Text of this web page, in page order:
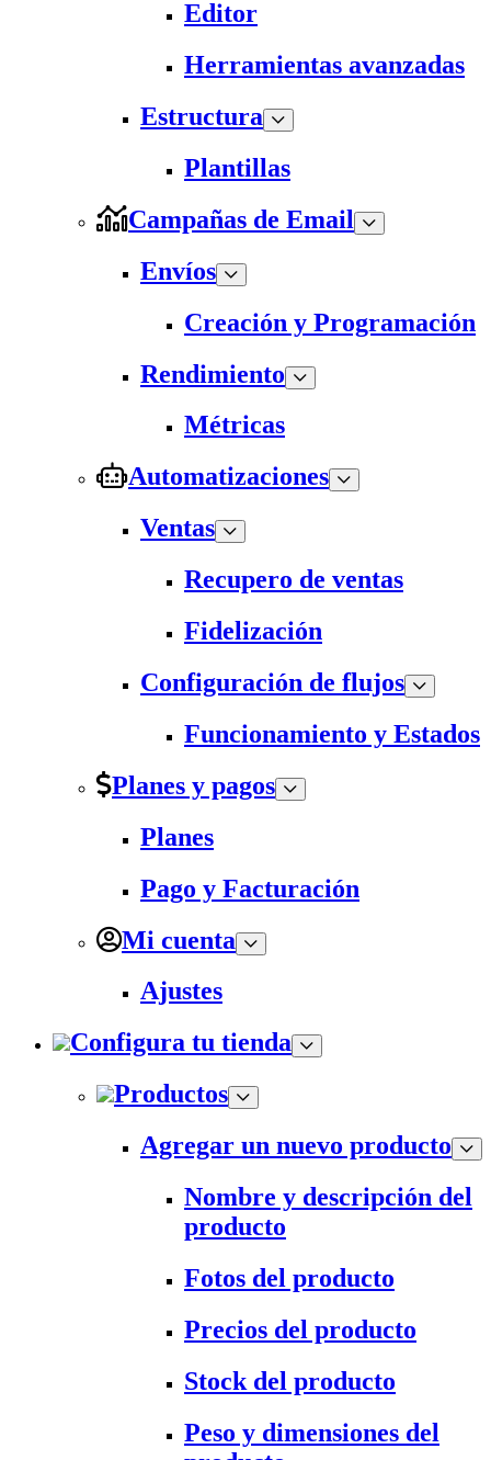
Editor
Herramientas avanzadas
Estructura
Plantillas
Campañas de Email
Envíos
Creación y Programación
Rendimiento
Métricas
Automatizaciones
Ventas
Recupero de ventas
Fidelización
Configuración de flujos
Funcionamiento y Estados
Planes y pagos
Planes
Pago y Facturación
Mi cuenta
Ajustes
Configura tu tienda
Productos
Agregar un nuevo producto
Nombre y descripción del
producto
Fotos del producto
Precios del producto
Stock del producto
Peso y dimensiones del